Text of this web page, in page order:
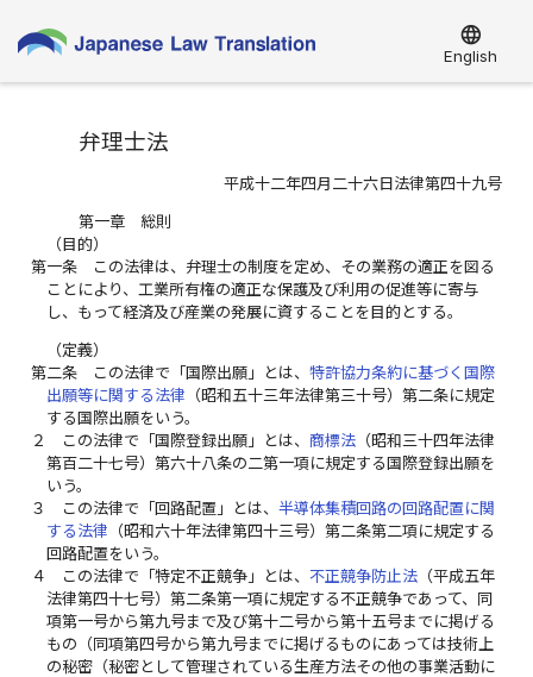
language
English
弁理士法
平成十二年四月二十六日法律第四十九号
第一章 総則
（目的）
第一条
この法律は、弁理士の制度を定め、その業務の適正を図る
ことにより、工業所有権の適正な保護及び利用の促進等に寄与
し、もって経済及び産業の発展に資することを目的とする。
（定義）
第二条
この法律で「国際出願」とは、特許協力条約に基づく国際
出願等に関する法律 （昭和五十三年法律第三十号）第二条に規定
する国際出願をいう。
２
この法律で「国際登録出願」とは、 商標法 （昭和三十四年法律
第百二十七号）第六十八条の二第一項に規定する国際登録出願を
いう。
３
この法律で「回路配置」とは、半導体集積回路の回路配置に関
する法律 （昭和六十年法律第四十三号）第二条第二項に規定する
回路配置をいう。
４
この法律で「特定不正競争」とは、不正競争防止法 （平成五年
法律第四十七号）第二条第一項に規定する不正競争であって、同
項第一号から第九号まで及び第十二号から第十五号までに掲げる
もの（同項第四号から第九号までに掲げるものにあっては技術上
の秘密（秘密として管理されている生産方法その他の事業活動に